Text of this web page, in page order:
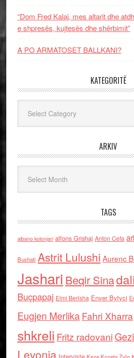
“Dom Fred Kalaj, mes altarit dhe
e shpresës, kujtesës dhe shërbimit”
A PO ARMATOSET BALLKANI?
KATEGORITË
ARKIV
TAGS
albano kolonjari alfons Grishaj Anton Cefa
Bushati Astrit Lulushi Aurenc
Jashari Beqir Sina
Buçpapaj Elmi Berisha Enver Bytyci
Eugjen MerlikaFahri Xharra
shkreli Fritz radovani
Levonja